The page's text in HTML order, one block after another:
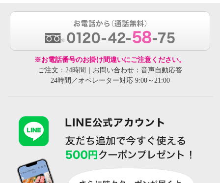
※お電話番号のお掛け間違いにご注意ください。
ご注文：24時間｜お問い合わせ：音声自動応答
24時間／オペレーター対応 9:00～21:00